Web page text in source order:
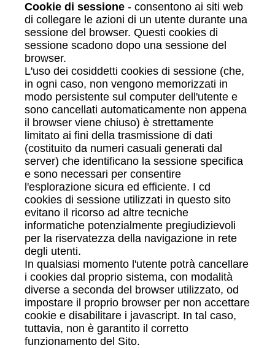
Cookie di sessione - consentono ai siti web
di collegare le azioni di un utente durante una
sessione del browser. Questi cookies di
sessione scadono dopo una sessione del
browser.
L'uso dei cosiddetti cookies di sessione (che,
in ogni caso, non vengono memorizzati in
modo persistente sul computer dell'utente e
sono cancellati automaticamente non appena
il browser viene chiuso) è strettamente
limitato ai fini della trasmissione di dati
(costituito da numeri casuali generati dal
server) che identificano la sessione specifica
e sono necessari per consentire
l'esplorazione sicura ed efficiente. I cd
cookies di sessione utilizzati in questo sito
evitano il ricorso ad altre tecniche
informatiche potenzialmente pregiudizievoli
per la riservatezza della navigazione in rete
degli utenti.
In qualsiasi momento l'utente potrà cancellare
i cookies dal proprio sistema, con modalità
diverse a seconda del browser utilizzato, od
impostare il proprio browser per non accettare
cookie e disabilitare i javascript. In tal caso,
tuttavia, non è garantito il corretto
funzionamento del Sito.